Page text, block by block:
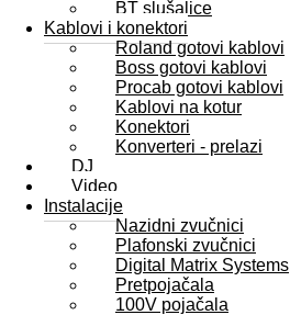
BT slušalice
Kablovi i konektori
Roland gotovi kablovi
Boss gotovi kablovi
Procab gotovi kablovi
Kablovi na kotur
Konektori
Konverteri - prelazi
DJ
Video
Instalacije
Nazidni zvučnici
Plafonski zvučnici
Digital Matrix Systems
Pretpojačala
100V pojačala